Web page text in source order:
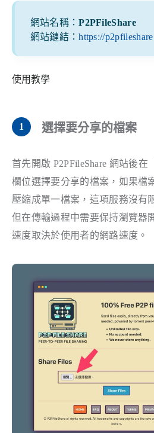
網站名稱：P2PFileShare
網站鏈結：https://
使用教學
選擇要分享的檔案
首先開啟 P2PFileShare 網站後在
欄位選擇要分享的檔案，如果檔
壓縮成單一檔案，這項服務沒有
但在傳輸過程中需要保持瀏覽器
速度取決於使用者的網路速度。